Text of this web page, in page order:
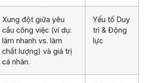
Xung đột giữa yêu
cầu công việc (ví dụ:
làm nhanh vs. làm
chất lượng) và giá trị
cá nhân.
Yếu tố Duy
trì & Động
lực